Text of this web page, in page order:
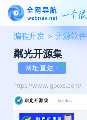
编程开发 >开源软件
粼光开源集
网址直达
https://www.lgboxs.com/